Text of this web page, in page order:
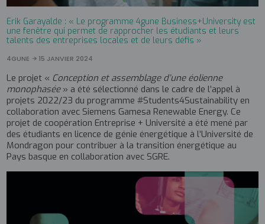
Erik Garayalde : « Le programme 4gune Business+University est
une fenêtre qui permet de rapprocher les étudiants et leurs
talents des entreprises locales et de leurs défis »
4GUNE 15 JANVIER 2024
Le projet « Conception et assemblage d’une éolienne
monophasée» a été sélectionné dans le cadre de l’appel à
projets 2022/23 du programme #Students4Sustainability en
collaboration avec Siemens Gamesa Renewable Energy. Ce
projet de coopération Entreprise + Université a été mené par
des étudiants en licence de génie énergétique à l’Université de
Mondragon pour contribuer à la transition énergétique au
Pays basque en collaboration avec SGRE.